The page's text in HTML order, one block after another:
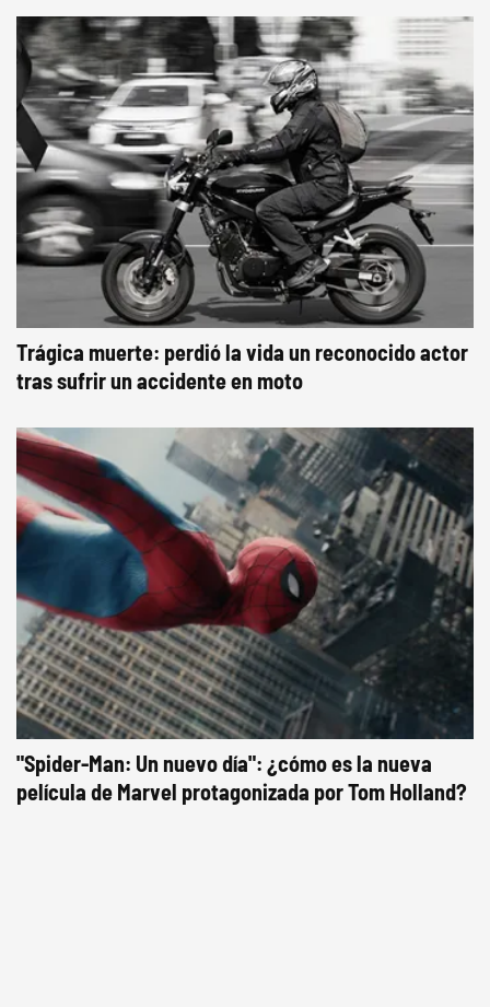
Trágica muerte: perdió la vida un reconocido actor
tras sufrir un accidente en moto
"Spider-Man: Un nuevo día": ¿cómo es la nueva
película de Marvel protagonizada por Tom Holland?